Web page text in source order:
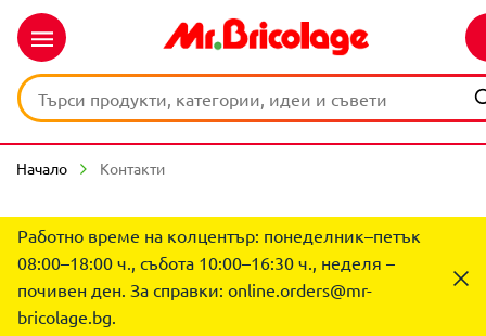
Начало Контакти
Работно време на колцентър: понеделник–петък
08:00–18:00 ч., събота 10:00–16:30 ч., неделя –
почивен ден. За справки: online.orders@mr-
bricolage.bg.